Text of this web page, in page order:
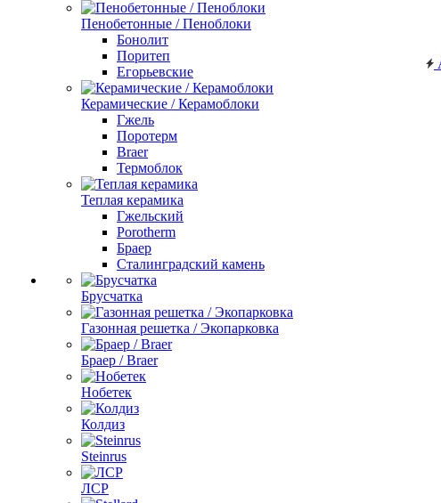
Пенобетонные / Пеноблоки
Бонолит
Поритеп
Егорьевские
Керамические / Керамоблоки
Гжель
Поротерм
Braer
Термоблок
Теплая керамика
Гжельский
Porotherm
Браер
Сталинградский камень
Брусчатка
Газонная решетка / Экопарковка
Браер / Braer
Нобетек
Колдиз
Steinrus
ЛСР